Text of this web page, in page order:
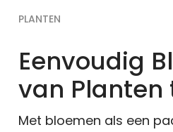
PLANTEN
Eenvoudig
van Planten
Met bloemen als een